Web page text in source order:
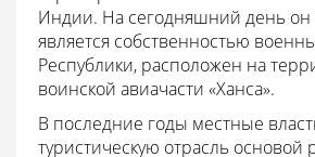
Индии. На сегодняшний день
является собственностью
Республики, расположен на
воинской авиачасти «Ханса».
В последние годы местные
туристическую отрасль основой